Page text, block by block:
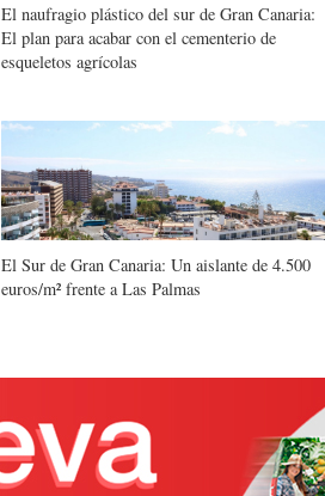
El naufragio plástico del sur de Gran Canaria:
El plan para acabar con el cementerio de
esqueletos agrícolas
El Sur de Gran Canaria: Un aislante de 4.500
euros/m² frente a Las Palmas